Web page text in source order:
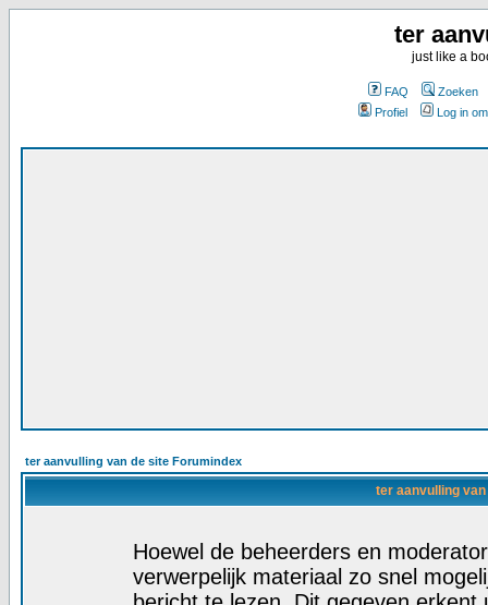
ter
just like a
FAQ
Zoeken
Profiel
Log in
ter aanvulling van de site Forumindex
ter aanvulling
Hoewel de beheerders en
verwerpelijk materiaal zo snel